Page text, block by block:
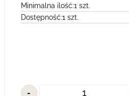
Minimalna ilość:1 szt.
Dostępność:1 szt.
-